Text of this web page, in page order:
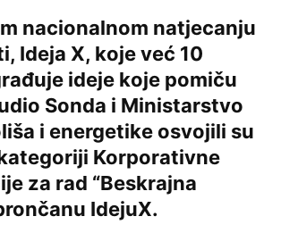
nacionalnom natjecanju
Ideja X, koje već 10
ideje koje pomiču
Sonda i Ministarstvo
i energetike osvojili su
Korporativne
za rad “Beskrajna
IdejuX.